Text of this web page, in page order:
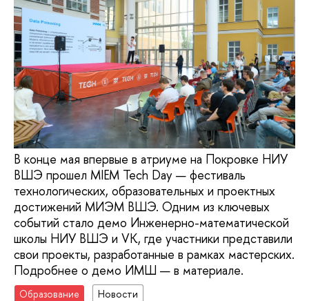
В конце мая впервые в атриуме на Покровке НИУ
ВШЭ прошел MIEM Tech Day — фестиваль
технологических, образовательных и проектных
достижений МИЭМ ВШЭ. Одним из ключевых
событий стало демо Инженерно-математической
школы НИУ ВШЭ и VK, где участники представили
свои проекты, разработанные в рамках мастерских.
Подробнее о демо ИМШ — в материале.
Образование
Новости